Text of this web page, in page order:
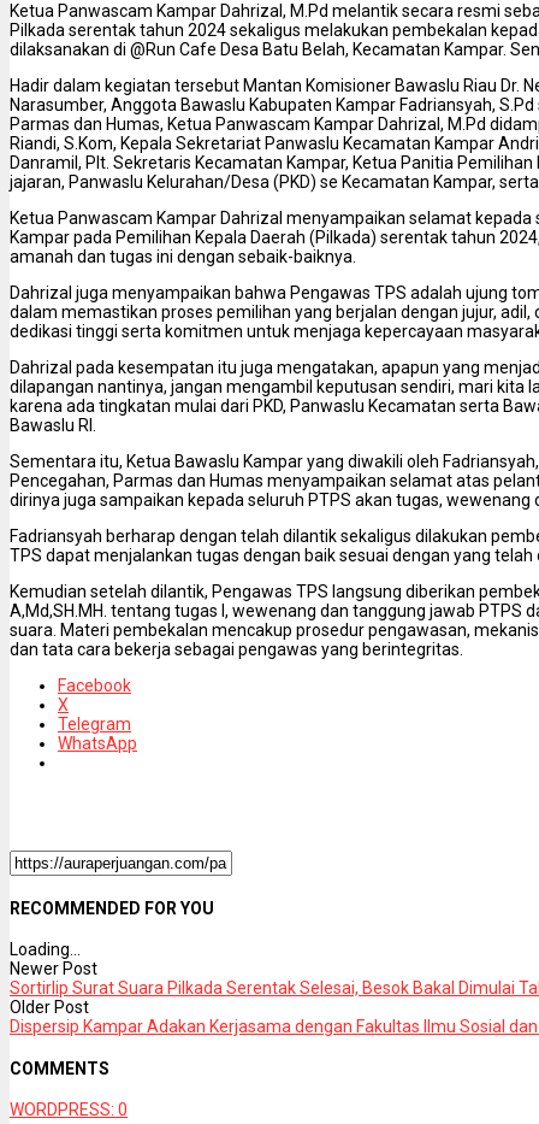
Ketua Panwascam Kampar Dahrizal, M.Pd melantik secara resmi
Pilkada serentak tahun 2024 sekaligus melakukan pembekalan
dilaksanakan di @Run Cafe Desa Batu Belah, Kecamatan Kampar.
Hadir dalam kegiatan tersebut Mantan Komisioner Bawaslu Riau Dr.
Narasumber, Anggota Bawaslu Kabupaten Kampar Fadriansyah,
Parmas dan Humas, Ketua Panwascam Kampar Dahrizal, M.Pd
Riandi, S.Kom, Kepala Sekretariat Panwaslu Kecamatan Kampar
Danramil, Plt. Sekretaris Kecamatan Kampar, Ketua Panitia
jajaran, Panwaslu Kelurahan/Desa (PKD) se Kecamatan Kampar,
Ketua Panwascam Kampar Dahrizal menyampaikan selamat
Kampar pada Pemilihan Kepala Daerah (Pilkada) serentak tahun
amanah dan tugas ini dengan sebaik-baiknya.
Dahrizal juga menyampaikan bahwa Pengawas TPS adalah ujung
dalam memastikan proses pemilihan yang berjalan dengan jujur,
dedikasi tinggi serta komitmen untuk menjaga kepercayaan
Dahrizal pada kesempatan itu juga mengatakan, apapun yang
dilapangan nantinya, jangan mengambil keputusan sendiri, mari kita
karena ada tingkatan mulai dari PKD, Panwaslu Kecamatan serta
Bawaslu RI.
Sementara itu, Ketua Bawaslu Kampar yang diwakili oleh
Pencegahan, Parmas dan Humas menyampaikan selamat atas
dirinya juga sampaikan kepada seluruh PTPS akan tugas, wewenang
Fadriansyah berharap dengan telah dilantik sekaligus dilakukan
TPS dapat menjalankan tugas dengan baik sesuai dengan yang telah
Kemudian setelah dilantik, Pengawas TPS langsung diberikan
A,Md,SH.MH. tentang tugas l, wewenang dan tanggung jawab PTPS
suara. Materi pembekalan mencakup prosedur pengawasan,
dan tata cara bekerja sebagai pengawas yang berintegritas.
Facebook
X
Telegram
WhatsApp
RECOMMENDED FOR YOU
Loading...
Newer Post
Sortirlip Surat Suara Pilkada Serentak Selesai, Besok Bakal Dimulai
Older Post
Dispersip Kampar Adakan Kerjasama dengan Fakultas Ilmu Sosial
COMMENTS
WORDPRESS: 0